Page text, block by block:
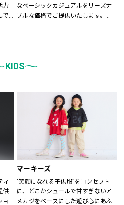
力
で
い
なベーシックカジュアルをリーズナ
ブルな価格でご提供いたします。
などをゾーンに分けて配置し、広
す。
どうぞご来店ください。
KIDS
ィ
供
ョ
マーキーズ
”笑顔になれる子供服”をコンセプト
に、どこかシュールで甘すぎないア
メカジをベースにした遊び心にあふ